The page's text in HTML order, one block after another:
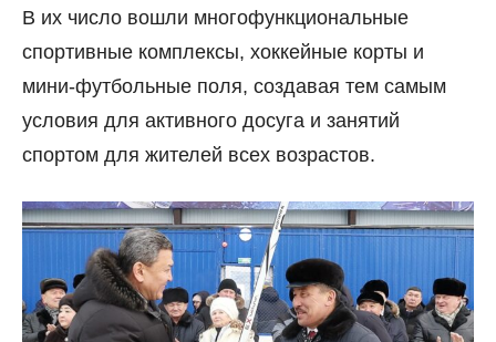
В их число вошли многофункциональные
спортивные комплексы, хоккейные корты и
мини-футбольные поля, создавая тем самым
условия для активного досуга и занятий
спортом для жителей всех возрастов.